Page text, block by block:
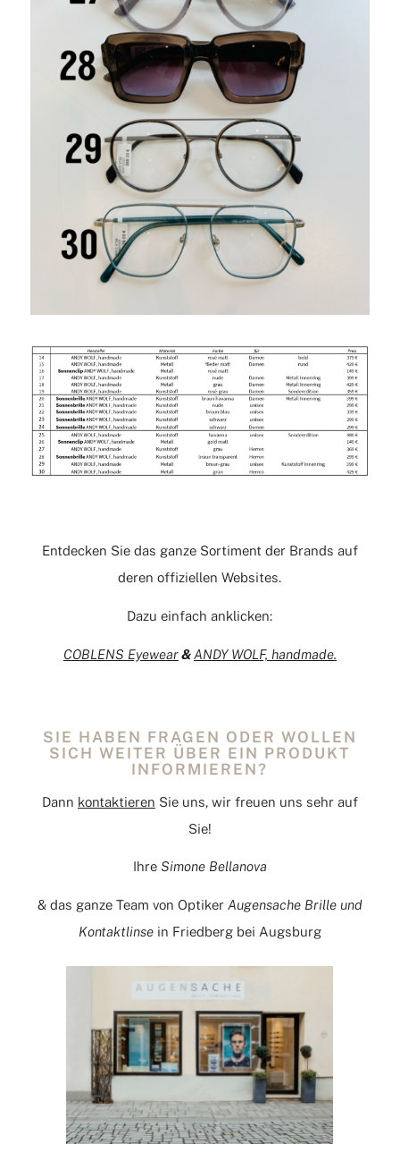
Entdecken Sie das ganze Sortiment der Brands auf
deren offiziellen Websites.
Dazu einfach anklicken:
COBLENS Eyewear&ANDY WOLF, handmade.
SIE HABEN FRAGEN ODER WOLLEN
SICH WEITER ÜBER EIN PRODUKT
INFORMIEREN?
Dann kontaktieren Sie uns, wir freuen uns sehr auf
Sie!
Ihre Simone Bellanova
& das ganze Team von Optiker Augensache Brille und
Kontaktlinse in Friedberg bei Augsburg